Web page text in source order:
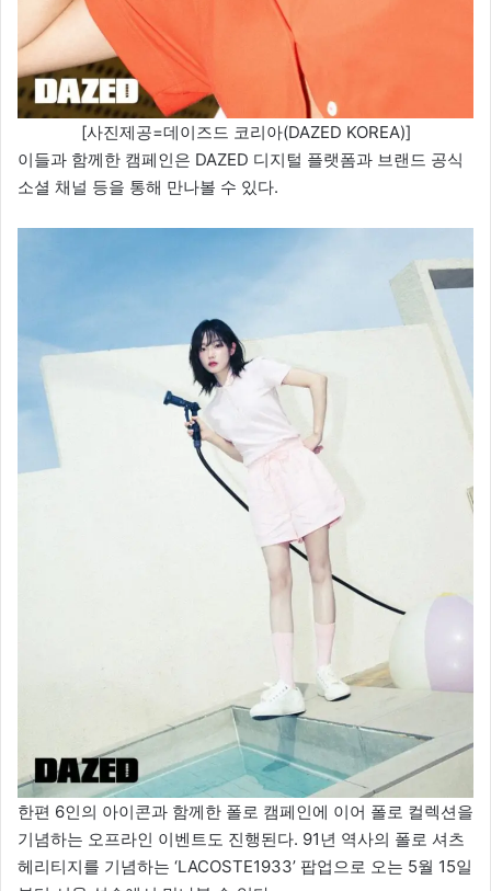
[사진제공=데이즈드 코리아(DAZED KOREA)]
이들과 함께한 캠페인은 DAZED 디지털 플랫폼과 브랜드 공식
소셜 채널 등을 통해 만나볼 수 있다.
한편 6인의 아이콘과 함께한 폴로 캠페인에 이어 폴로 컬렉션을
기념하는 오프라인 이벤트도 진행된다. 91년 역사의 폴로 셔츠
헤리티지를 기념하는 ‘LACOSTE1933’ 팝업으로 오는 5월 15일